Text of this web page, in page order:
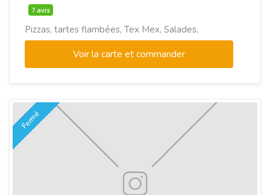
7 avis
Pizzas, tartes flambées, Tex Mex, Salades,
Voir la carte et commander
Fermé